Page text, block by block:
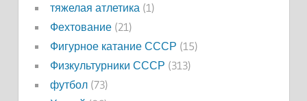
тяжелая атлетика(1)
Фехтование(21)
Фигурное катание СССР (15)
Физкультурники СССР (313)
футбол(73)